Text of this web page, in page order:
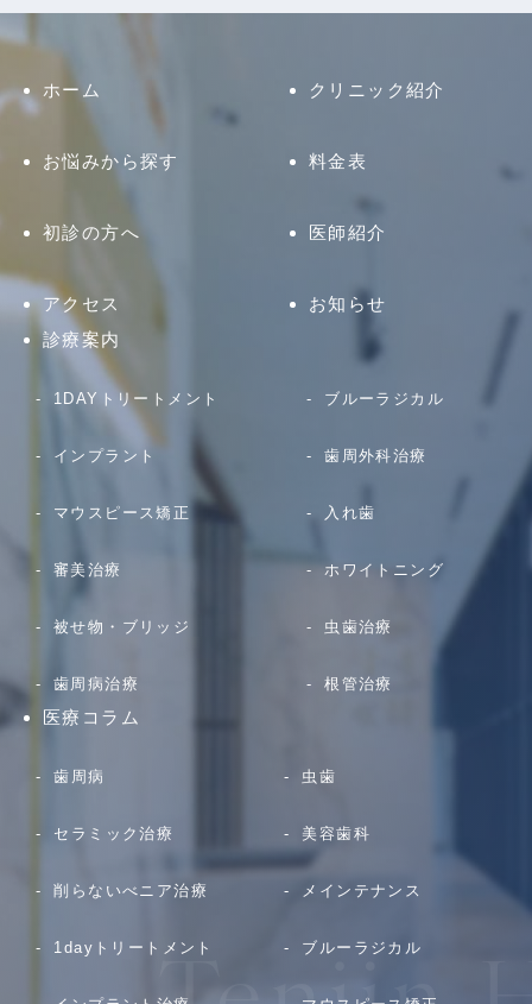
ホーム クリニック紹介
お悩みから探す 料金表
初診の方へ 医師紹介
アクセス
お知らせ
診療案内
1DAYトリートメント ブルーラジカル
インプラント 歯周外科治療
マウスピース矯正 入れ歯
審美治療 ホワイトニング
被せ物・ブリッジ 虫歯治療
歯周病治療 根管治療
医療コラム
歯周病 虫歯
セラミック治療 美容歯科
削らないべニア治療 メインテナンス
1dayトリートメント ブルーラジカル